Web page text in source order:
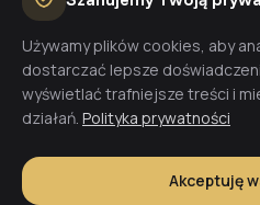
BEZPŁATNA WYCENA
Planujesz budowę domu?
wycenę w 48h.
Wyceń budowę
Używamy plików cookies, aby
dostarczać lepsze
wyświetlać trafniejsze treści i
działań. Polityka prywatności
Akceptuję